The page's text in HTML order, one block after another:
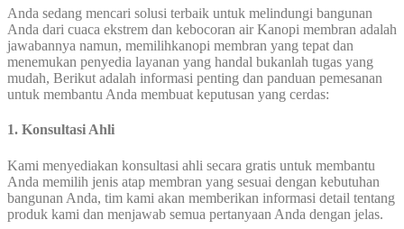
Anda sedang mencari solusi terbaik untuk melindungi bangunan
Anda dari cuaca ekstrem dan kebocoran air Kanopi membran adalah
jawabannya namun, memilihkanopi membran yang tepat dan
menemukan penyedia layanan yang handal bukanlah tugas yang
mudah, Berikut adalah informasi penting dan panduan pemesanan
untuk membantu Anda membuat keputusan yang cerdas:
1. Konsultasi Ahli
Kami menyediakan konsultasi ahli secara gratis untuk membantu
Anda memilih jenis atap membran yang sesuai dengan kebutuhan
bangunan Anda, tim kami akan memberikan informasi detail tentang
produk kami dan menjawab semua pertanyaan Anda dengan jelas.